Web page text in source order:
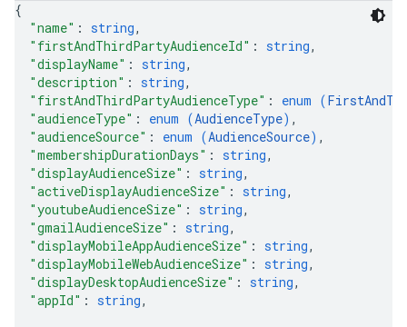
{
"name" : string,
"firstAndThirdPartyAudienceId" : string,
"displayName" : string,
"description" : string,
"firstAndThirdPartyAudienceType" : enum (
"audienceType" : enum (AudienceType) ,
"audienceSource" : enum (AudienceSource) ,
"membershipDurationDays" : string,
"displayAudienceSize" : string,
"activeDisplayAudienceSize" : string,
"youtubeAudienceSize" : string,
"gmailAudienceSize" : string,
"displayMobileAppAudienceSize" : string,
"displayMobileWebAudienceSize" : string,
"displayDesktopAudienceSize" : string,
"appId" : string,